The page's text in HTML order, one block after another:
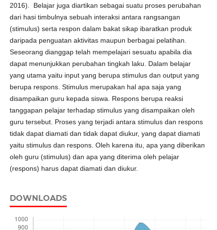
2016). Belajar juga diartikan sebagai suatu proses perubahan
dari hasi timbulnya sebuah interaksi antara rangsangan
(stimulus) serta respon dalam bakat sikap ibaratkan produk
daripada penguatan aktivitas maupun berbagai pelatihan.
Seseorang dianggap telah mempelajari sesuatu apabila dia
dapat menunjukkan perubahan tingkah laku. Dalam belajar
yang utama yaitu input yang berupa stimulus dan output yang
berupa respons. Stimulus merupakan hal apa saja yang
disampaikan guru kepada siswa. Respons berupa reaksi
tanggapan pelajar terhadap stimulus yang disampaikan oleh
guru tersebut. Proses yang terjadi antara stimulus dan respons
tidak dapat diamati dan tidak dapat diukur, yang dapat diamati
yaitu stimulus dan respons. Oleh karena itu, apa yang diberikan
oleh guru (stimulus) dan apa yang diterima oleh pelajar
(respons) harus dapat diamati dan diukur.
DOWNLOADS